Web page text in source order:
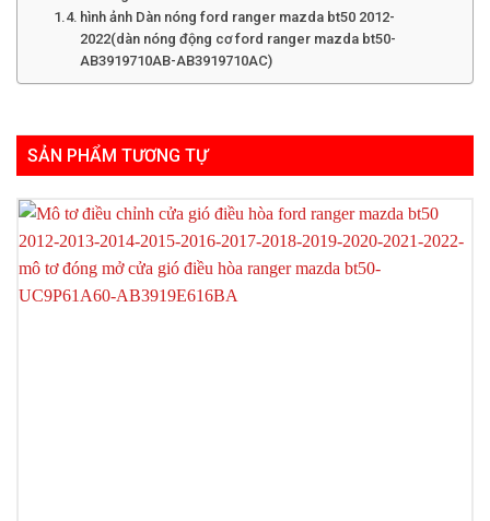
hình ảnh Dàn nóng ford ranger mazda bt50 2012-
2022(dàn nóng động cơ ford ranger mazda bt50-
AB3919710AB-AB3919710AC)
SẢN PHẨM TƯƠNG TỰ